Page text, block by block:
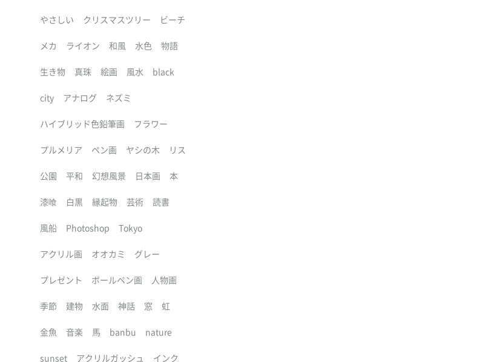
やさしい クリスマスツリー ビーチ
メカ ライオン 和風 水色 物語
生き物 真珠 絵画 風水 black
city アナログ ネズミ
ハイブリッド色鉛筆画 フラワー
プルメリア ペン画 ヤシの木 リス
公園 平和 幻想風景 日本画 本
漆喰 白黒 縁起物 芸術 読書
風船 Photoshop Tokyo
アクリル画 オオカミ グレー
プレゼント ボールペン画 人物画
季節 建物 水面 神話 窓 虹
金魚 音楽 馬 banbu nature
sunset アクリルガッシュ インク